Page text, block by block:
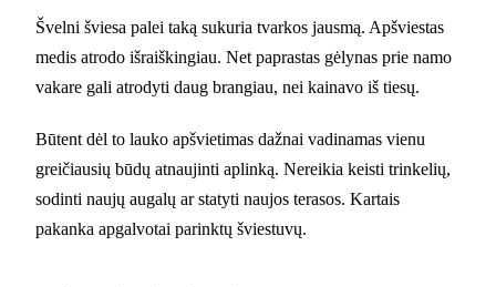
Švelni šviesa palei taką sukuria tvarkos jausmą. Apšviestas
medis atrodo išraiškingiau. Net paprastas gėlynas prie namo
vakare gali atrodyti daug brangiau, nei kainavo iš tiesų.
Būtent dėl to lauko apšvietimas dažnai vadinamas vienu
greičiausių būdų atnaujinti aplinką. Nereikia keisti trinkelių,
sodinti naujų augalų ar statyti naujos terasos. Kartais
pakanka apgalvotai parinktų šviestuvų.